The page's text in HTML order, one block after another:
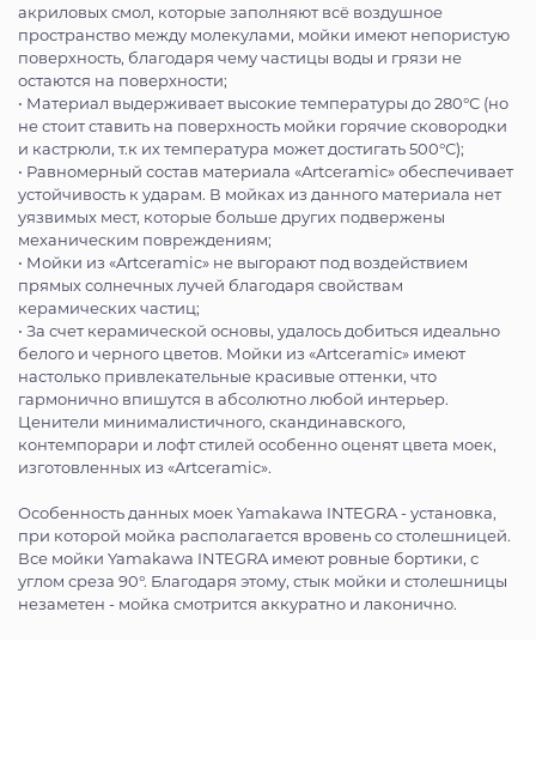
акриловых смол, которые заполняют всё воздушное
пространство между молекулами, мойки имеют непористую
поверхность, благодаря чему частицы воды и грязи не
остаются на поверхности;
• Материал выдерживает высокие температуры до 280°С (но
не стоит ставить на поверхность мойки горячие сковородки
и кастрюли, т.к их температура может достигать 500°С);
• Равномерный состав материала «Artceramic» обеспечивает
устойчивость к ударам. В мойках из данного материала нет
уязвимых мест, которые больше других подвержены
механическим повреждениям;
• Мойки из «Artceramic» не выгорают под воздействием
прямых солнечных лучей благодаря свойствам
керамических частиц;
• За счет керамической основы, удалось добиться идеально
белого и черного цветов. Мойки из «Artceramic» имеют
настолько привлекательные красивые оттенки, что
гармонично впишутся в абсолютно любой интерьер.
Ценители минималистичного, скандинавского,
контемпорари и лофт стилей особенно оценят цвета моек,
изготовленных из «Artceramic».
Особенность данных моек Yamakawa INTEGRA - установка,
при которой мойка располагается вровень со столешницей.
Все мойки Yamakawa INTEGRA имеют ровные бортики, с
углом среза 90°. Благодаря этому, стык мойки и столешницы
незаметен - мойка смотрится аккуратно и лаконично.